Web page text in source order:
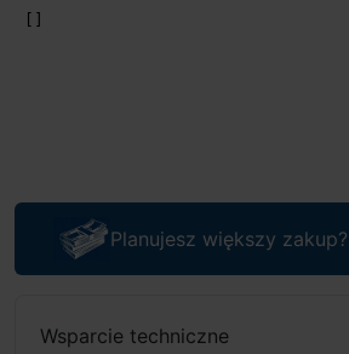
Planujesz większy
Wsparcie techniczne